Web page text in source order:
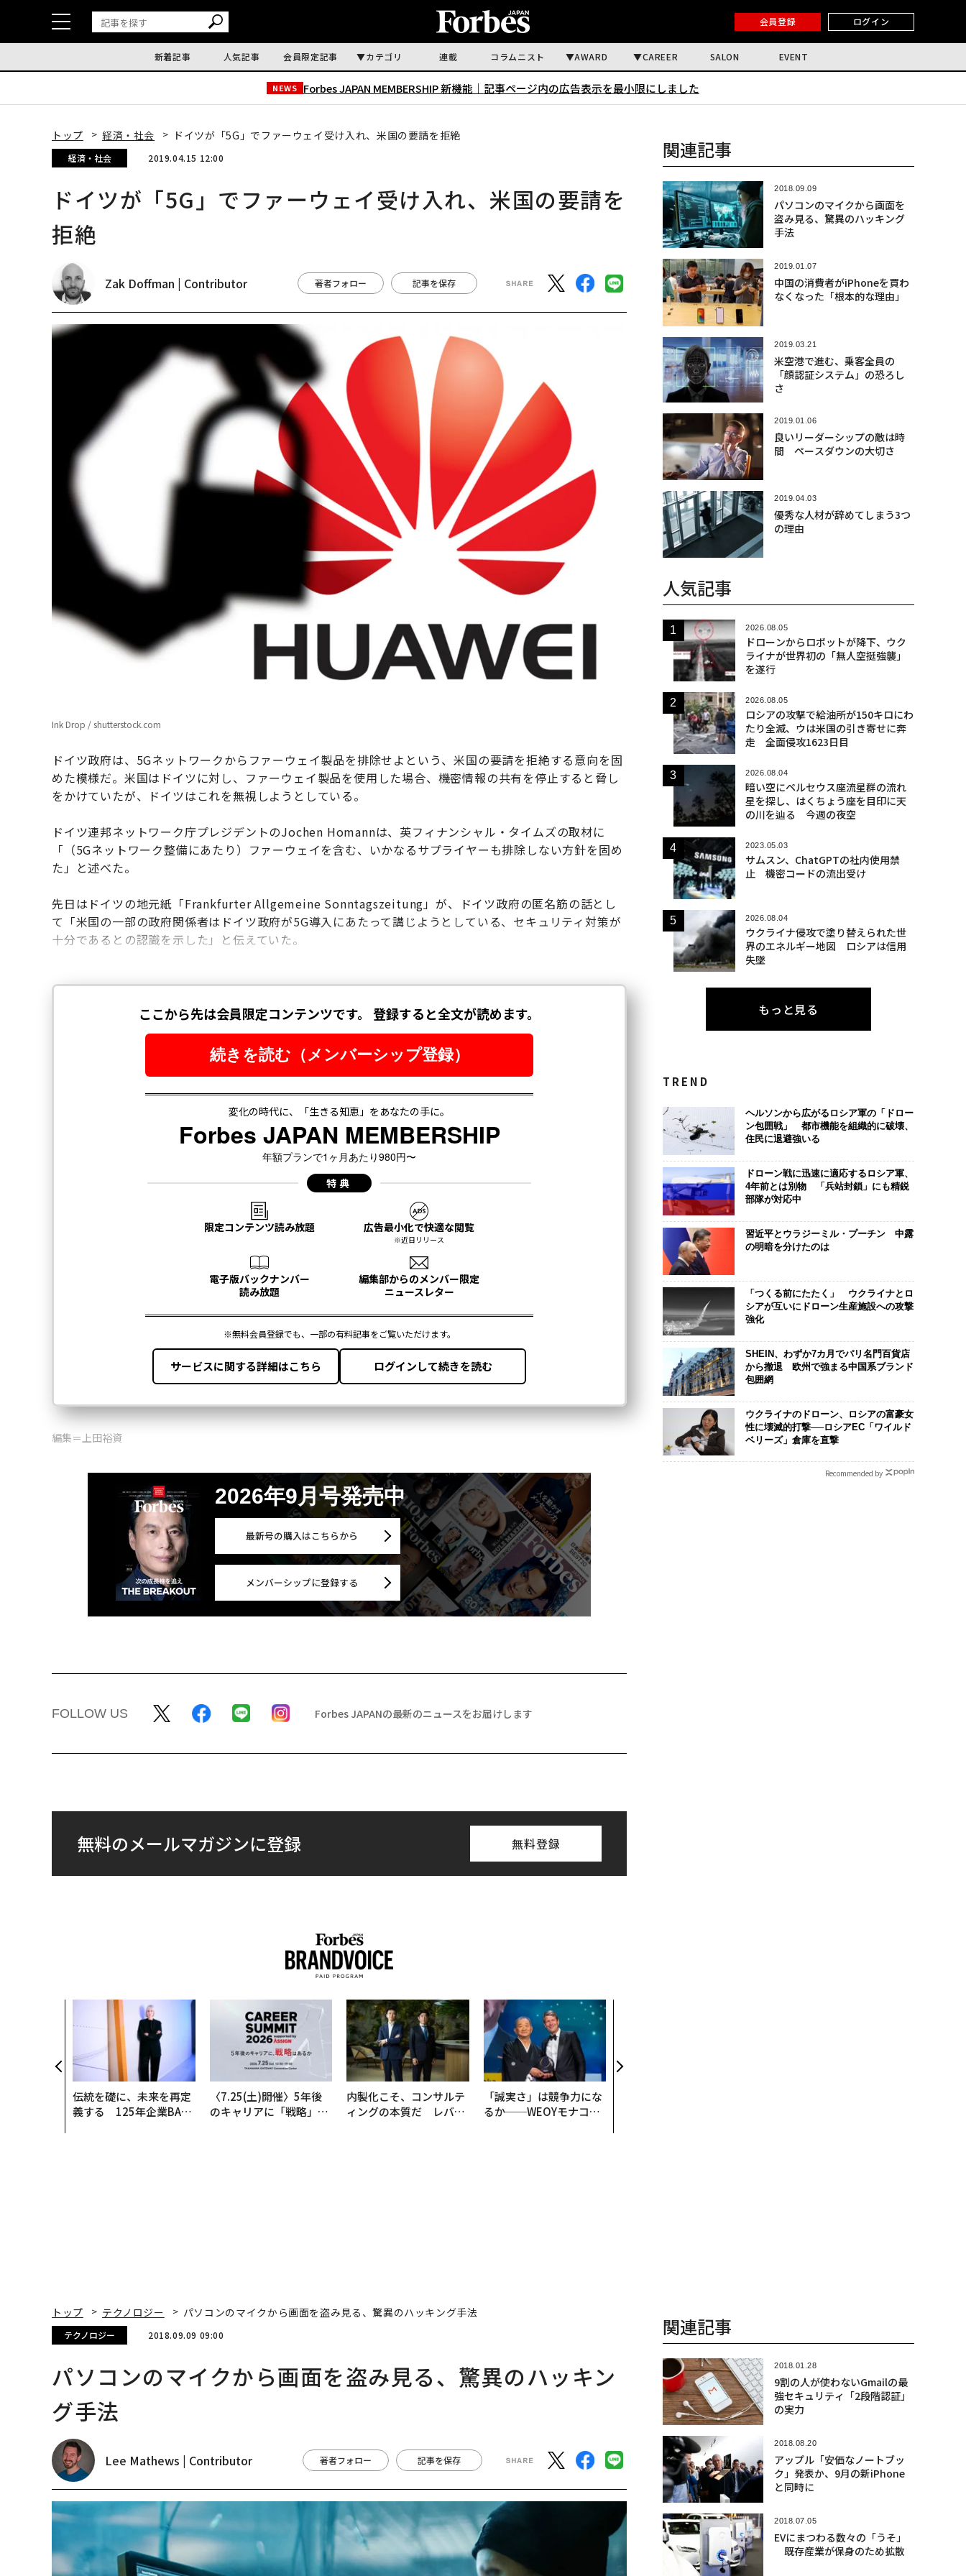
会員登録 ログイン
新着記事 人気記事 会員限定記事 カテゴリ 連載 コラムニスト AWARD CAREER SALON EVENT
NEWS Forbes JAPAN MEMBERSHIP 新機能｜ 記事ページ内の広告表示を最小限にしました
トップ 経済・社会 ドイツが「5G」でファーウェイ受け入れ、米国の要請を拒絶
経済・社会 2019.04.15 12:00
ドイツが「5G」でファーウェイ受け入れ、米国の要請を
拒絶
Zak Doffman | Contributor 著者フォロー 記事を保存
Ink Drop / shutterstock.com
ドイツ政府は、5Gネットワークからファーウェイ製品を排除せよという、米国の要請を拒絶する意向を固
めた模様だ。米国はドイツに対し、ファーウェイ製品を使用した場合、機密情報の共有を停止すると脅し
をかけていたが、ドイツはこれを無視しようとしている。
ドイツ連邦ネットワーク庁プレジデントのJochen Homannは、英フィナンシャル・タイムズの取材に
「（5Gネットワーク整備にあたり）ファーウェイを含む、いかなるサプライヤーも排除しない方針を固め
た」と述べた。
先日はドイツの地元紙「Frankfurter Allgemeine Sonntagszeitung」が、ドイツ政府の匿名筋の話とし
て「米国の一部の政府関係者はドイツ政府が5G導入にあたって講じようとしている、セキュリティ対策が
十分であるとの認識を示した」と伝えていた。
編集＝上田裕資
2026年9月号発売中
最新号の購入はこちらから
メンバーシップに登録する
FOLLOW US Forbes JAPANの最新のニュースをお届けします
無料のメールマガジンに登録 無料登録
伝統を礎に、未来を再定
義する 125年企業BAT
〈7.25(土)開催〉5年後
のキャリアに「戦略」は
内製化こそ、コンサルテ
ィングの本質だ レバレ
「誠実さ」は競争力にな
るか──WEOYモナコで
関連記事
2018.09.09
パソコンのマイクから画面を
盗み見る、驚異のハッキング
手法
2019.01.07
中国の消費者がiPhoneを買わ
なくなった「根本的な理由」
2019.03.21
米空港で進む、乗客全員の
「顔認証システム」の恐ろし
さ
2019.01.06
良いリーダーシップの敵は時
間 ペースダウンの大切さ
2019.04.03
優秀な人材が辞めてしまう3つ
の理由
人気記事
2026.08.05
ドローンからロボットが降下、ウク
ライナが世界初の「無人空挺強襲」
を遂行
2026.08.05
ロシアの攻撃で給油所が150キロにわ
たり全滅、ウは米国の引き寄せに奔
走 全面侵攻1623日目
2026.08.04
暗い空にペルセウス座流星群の流れ
星を探し、はくちょう座を目印に天
の川を辿る 今週の夜空
2023.05.03
サムスン、ChatGPTの社内使用禁
止 機密コードの流出受け
2026.08.04
ウクライナ侵攻で塗り替えられた世
界のエネルギー地図 ロシアは信用
失墜
もっと見る
TREND
ヘルソンから広がるロシア軍の「ドロー
ン包囲戦」 都市機能を組織的に破壊、
住民に退避強いる
ドローン戦に迅速に適応するロシア軍、
4年前とは別物 「兵站封鎖」にも精鋭
部隊が対応中
習近平とウラジーミル・プーチン 中露
の明暗を分けたのは
「つくる前にたたく」 ウクライナとロ
シアが互いにドローン生産施設への攻撃
強化
SHEIN、わずか7カ月でパリ名門百貨店
から撤退 欧州で強まる中国系ブランド
包囲網
ウクライナのドローン、ロシアの富豪女
性に壊滅的打撃──ロシアEC「ワイルド
ベリーズ」倉庫を直撃
Recommended by
トップ テクノロジー パソコンのマイクから画面を盗み見る、驚異のハッキング手法
テクノロジー 2018.09.09 09:00
パソコンのマイクから画面を盗み見る、驚異のハッキン
グ手法
Lee Mathews | Contributor 著者フォロー 記事を保存
関連記事
2018.01.28
9割の人が使わないGmailの最
強セキュリティ「2段階認証」
の実力
2018.08.20
アップル「安価なノートブッ
ク」発表か、9月の新iPhone
と同時に
2018.07.05
EVにまつわる数々の「うそ」
既存産業が保身のため拡散